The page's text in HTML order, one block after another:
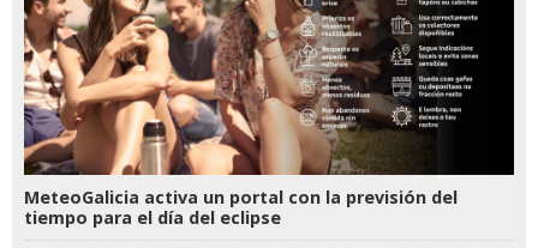
MeteoGalicia activa un portal con la previsión del
tiempo para el día del eclipse